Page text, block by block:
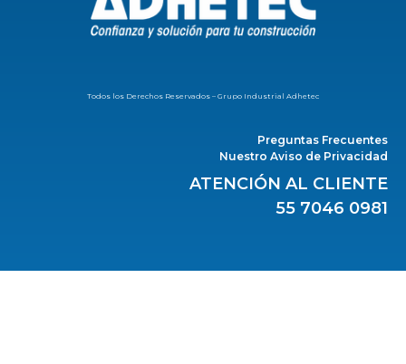
Todos los Derechos Reservados – Grupo Industrial Adhetec
Preguntas Frecuentes
Nuestro Aviso de Privacidad
ATENCIÓN AL CLIENTE
55 7046 0981